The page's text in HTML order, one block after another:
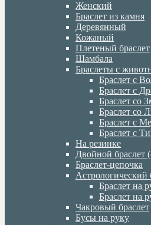
Женский
Браслет из камня
Деревянный
Кожаный
Плетеный браслет
Шамбала
Браслеты с
Браслет с
Браслет с
Браслет со
Браслет со
Браслет с
Браслет с
На резинке
Двойной браслет
Браслет-цепочка
Астрологический
Браслет на
Браслет на
Чакровый браслет
Бусы на руку